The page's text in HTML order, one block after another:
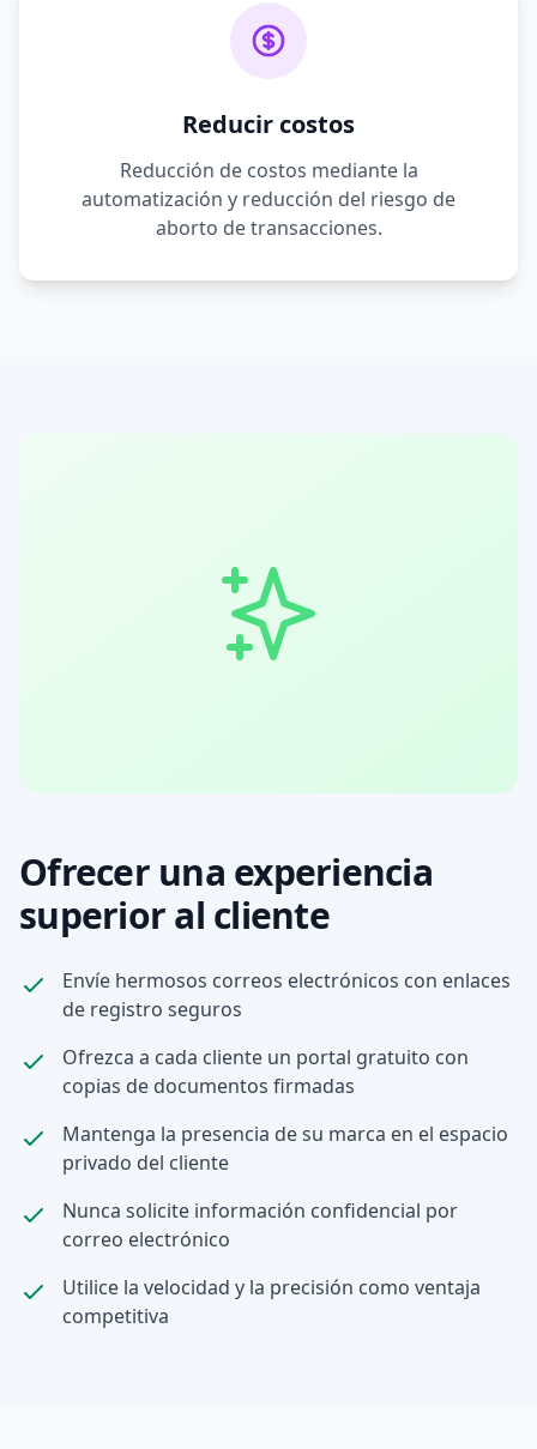
Reducir costos
Reducción de costos mediante la
automatización y reducción del riesgo de
aborto de transacciones.
Ofrecer una experiencia
superior al cliente
Envíe hermosos correos electrónicos con enlaces
de registro seguros
Ofrezca a cada cliente un portal gratuito con
copias de documentos firmadas
Mantenga la presencia de su marca en el espacio
privado del cliente
Nunca solicite información confidencial por
correo electrónico
Utilice la velocidad y la precisión como ventaja
competitiva